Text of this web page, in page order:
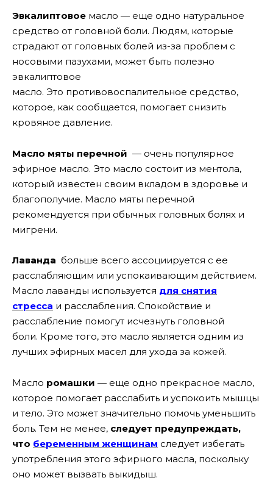
Эвкалиптовое масло — еще одно натуральное
средство от головной боли. Людям, которые
страдают от головных болей из-за проблем с
носовыми пазухами, может быть полезно
эвкалиптовое
масло. Это противовоспалительное средство,
которое, как сообщается, помогает снизить
кровяное давление.
Масло мяты перечной — очень популярное
эфирное масло. Это масло состоит из ментола,
который известен своим вкладом в здоровье и
благополучие. Масло мяты перечной
рекомендуется при обычных головных болях и
мигрени.
Лаванда больше всего ассоциируется с ее
расслабляющим или успокаивающим действием.
Масло лаванды используется для снятия
стресса и расслабления. Спокойствие и
расслабление помогут исчезнуть головной
боли. Кроме того, это масло является одним из
лучших эфирных масел для ухода за кожей.
Масло ромашки — еще одно прекрасное масло,
которое помогает расслабить и успокоить мышцы
и тело. Это может значительно помочь уменьшить
боль. Тем не менее, следует предупреждать,
что беременным женщинам следует избегать
употребления этого эфирного масла, поскольку
оно может вызвать выкидыш.